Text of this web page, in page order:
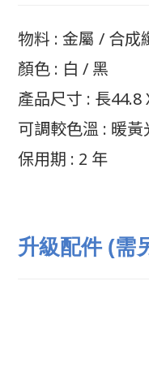
物料 : 金屬 / 合成
顏色 : 白 / 黑
產品尺寸 : 長44.8
可調較色溫 : 暖
保用期 : 2 年
升級配件 (需